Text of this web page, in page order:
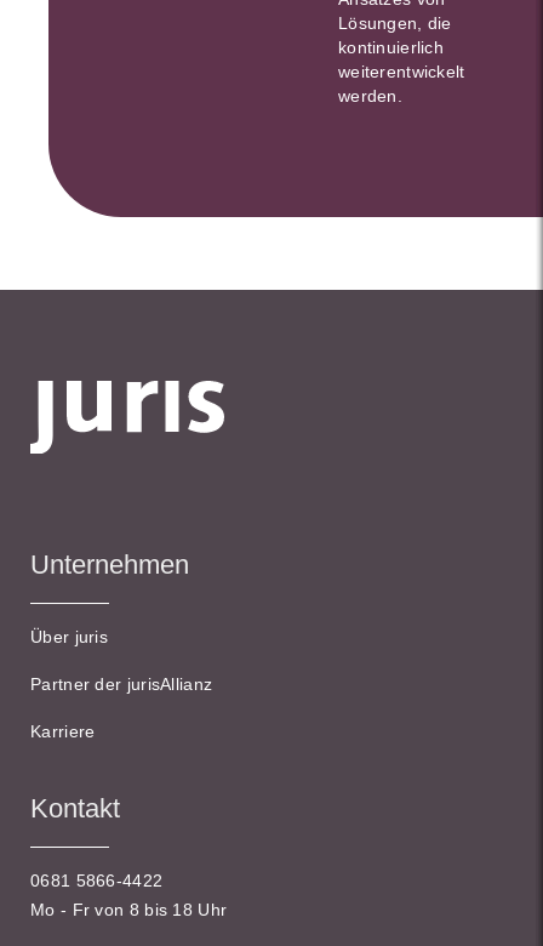
Lösungen, die
kontinuierlich
weiterentwickelt
werden.
Unternehmen
Über juris
Partner der jurisAllianz
Karriere
Kontakt
0681 5866-4422
Mo - Fr von 8 bis 18 Uhr